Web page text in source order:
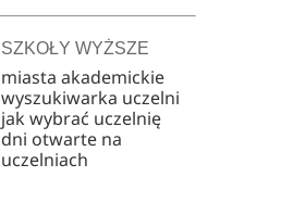
SZKOŁY WYŻSZE
miasta akademickie
wyszukiwarka uczelni
jak wybrać uczelnię
dni otwarte na
uczelniach